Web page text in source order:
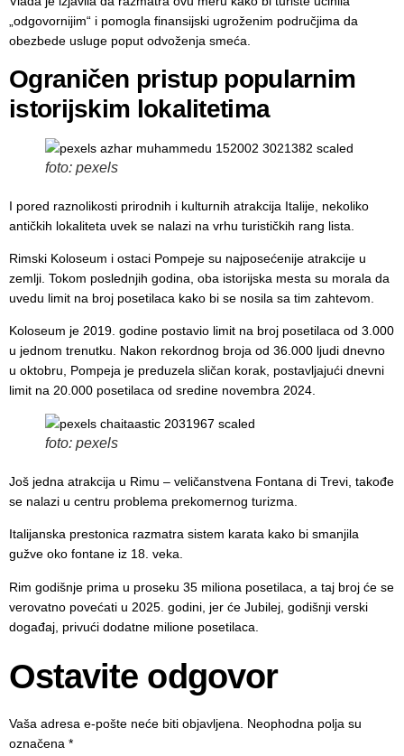
„odgovornijim“ i pomogla finansijski ugroženim područjima da
obezbede usluge poput odvoženja smeća.
Ograničen pristup popularnim
istorijskim lokalitetima
foto: pexels
I pored raznolikosti prirodnih i kulturnih atrakcija Italije, nekoliko
antičkih lokaliteta uvek se nalazi na vrhu turističkih rang lista.
Rimski Koloseum i ostaci Pompeje su najposećenije atrakcije u
zemlji. Tokom poslednjih godina, oba istorijska mesta su morala da
uvedu limit na broj posetilaca kako bi se nosila sa tim zahtevom.
Koloseum je 2019. godine postavio limit na broj posetilaca od 3.000
u jednom trenutku. Nakon rekordnog broja od 36.000 ljudi dnevno
u oktobru, Pompeja je preduzela sličan korak, postavljajući dnevni
limit na 20.000 posetilaca od sredine novembra 2024.
foto: pexels
Još jedna atrakcija u Rimu – veličanstvena Fontana di Trevi, takođe
se nalazi u centru problema prekomernog turizma.
Italijanska prestonica razmatra sistem karata kako bi smanjila
gužve oko fontane iz 18. veka.
Rim godišnje prima u proseku 35 miliona posetilaca, a taj broj će se
verovatno povećati u 2025. godini, jer će Jubilej, godišnji verski
događaj, privući dodatne milione posetilaca.
Ostavite odgovor
Vaša adresa e-pošte neće biti objavljena.
Neophodna polja su
označena *